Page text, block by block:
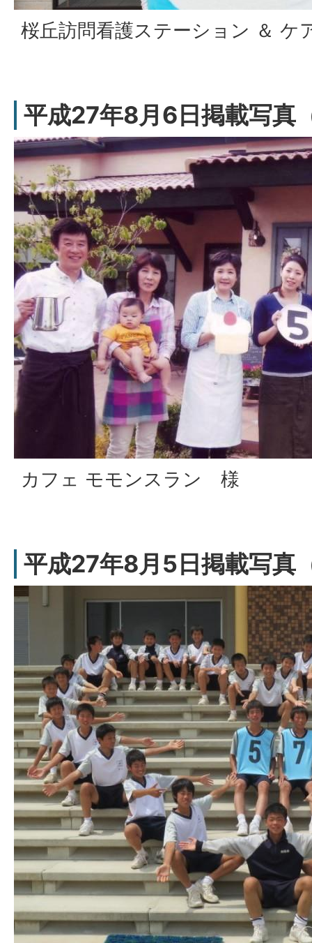
桜丘訪問看護ステーション ＆
平成27年8月6日掲載写真
カフェ モモンスラン 様
平成27年8月5日掲載写真